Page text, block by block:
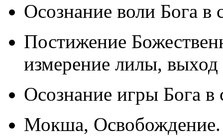
Осознание воли Бога в
Постижение
измерение лилы,
Осознание игры Бога в
Мокша, Освобождение.